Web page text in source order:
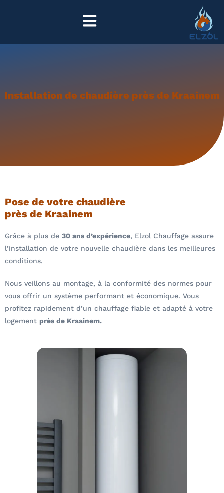
Installation de chaudière près de Kraainem
Pose de votre chaudière
près de Kraainem
Grâce à plus de 30 ans d’expérience, Elzol Chauffage assure
l’installation de votre nouvelle chaudière dans les meilleures
conditions.
Nous veillons au montage, à la conformité des normes pour
vous offrir un système performant et économique. Vous
profitez rapidement d’un chauffage fiable et adapté à votre
logement près de Kraainem.